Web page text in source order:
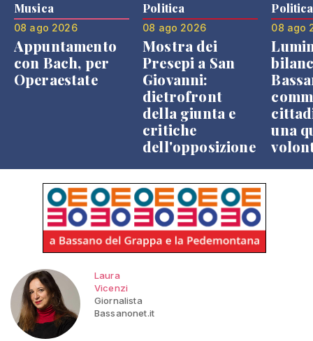
Musica
08 ago 2026
Appuntamento
con Bach, per
Operaestate
Politica
08 ago 2026
Mostra dei
Presepi a San
Giovanni:
dietrofront
della giunta e
critiche
dell'opposizione
Politica
08 ago
una
Laura
Vicenzi
Giornalista
Bassanonet.it